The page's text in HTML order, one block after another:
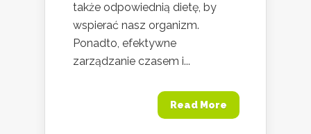
także odpowiednią dietę, by
wspierać nasz organizm.
Ponadto, efektywne
zarządzanie czasem i...
Read More